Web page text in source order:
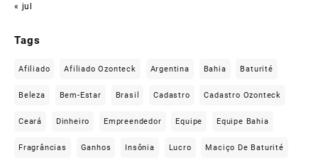
« jul
Tags
Afiliado Afiliado Ozonteck Argentina Bahia Baturité
Beleza Bem-Estar Brasil Cadastro Cadastro Ozonteck
Ceará Dinheiro Empreendedor Equipe Equipe Bahia
Fragrâncias Ganhos Insônia Lucro Maciço De Baturité